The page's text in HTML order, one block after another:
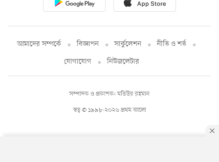
আমাদের সম্পর্কে বিজ্ঞাপন সার্কুলেশন
নীতি ও শর্ত
যোগাযোগ
নিউজলেটার
স্বত্ব © ১৯৯৮-২০২৬ প্রথম আলো
সম্পাদক ও প্রকাশক: মতিউর রহমান